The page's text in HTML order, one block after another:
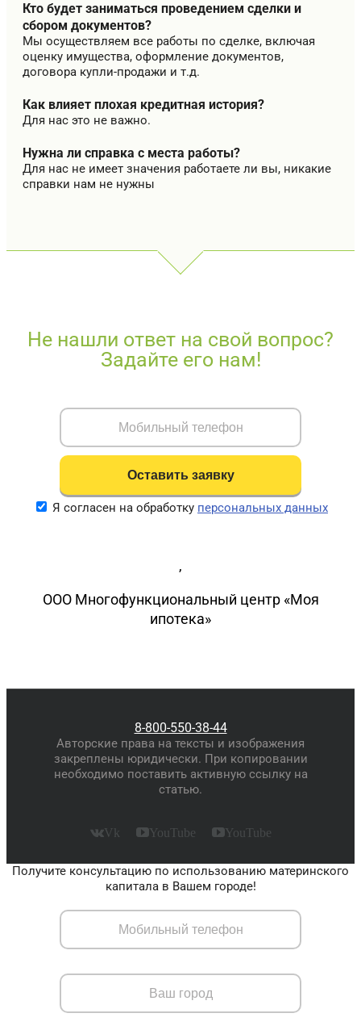
Кто будет заниматься проведением сделки и
сбором документов?
Мы осуществляем все работы по сделке, включая
оценку имущества, оформление документов,
договора купли-продажи и т.д.
Как влияет плохая кредитная история?
Для нас это не важно.
Нужна ли справка с места работы?
Для нас не имеет значения работаете ли вы, никакие
справки нам не нужны
Не нашли ответ на свой вопрос?
Задайте его нам!
Я согласен на обработку персональных данных
,
ООО Многофункциональный центр «Моя
ипотека»
8-800-550-38-44
Авторские права на тексты и изображения
закреплены юридически. При копировании
необходимо поставить активную ссылку на
статью.
Vk YouTube YouTube
Получите консультацию по использованию материнского
капитала в Вашем городе!